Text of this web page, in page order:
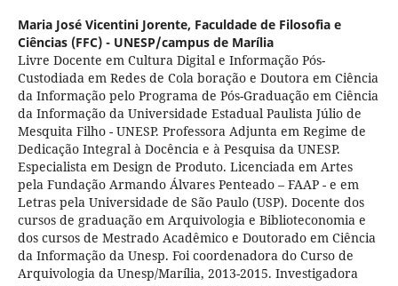
Maria José Vicentini Jorente, Faculdade de Filosofia e
Ciências (FFC) - UNESP/campus de Marília
Livre Docente em Cultura Digital e Informação Pós-
Custodiada em Redes de Cola boração e Doutora em Ciência
da Informação pelo Programa de Pós-Graduação em Ciência
da Informação da Universidade Estadual Paulista Júlio de
Mesquita Filho - UNESP. Professora Adjunta em Regime de
Dedicação Integral à Docência e à Pesquisa da UNESP.
Especialista em Design de Produto. Licenciada em Artes
pela Fundação Armando Álvares Penteado – FAAP - e em
Letras pela Universidade de São Paulo (USP). Docente dos
cursos de graduação em Arquivologia e Biblioteconomia e
dos cursos de Mestrado Acadêmico e Doutorado em Ciência
da Informação da Unesp. Foi coordenadora do Curso de
Arquivologia da Unesp/Marília, 2013-2015. Investigadora